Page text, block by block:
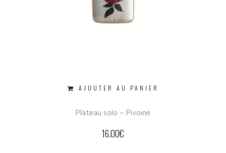
AJOUTER AU PANIER
Plateau solo – Pivoine
16.00€